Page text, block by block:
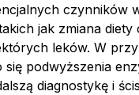
czynników
jak zmiana
leków. W
się podwyższenia
diagnostykę i